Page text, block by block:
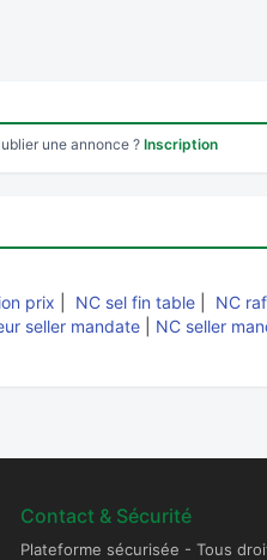
une annonce ? Inscription
prix NC sel fin table NC
seller mandate NC seller
Contact & Sécurité
Plateforme sécurisée - Tous